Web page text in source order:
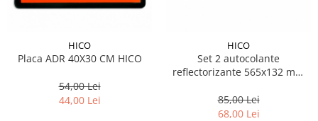
Suporti si placi prindere
HICO
Placa ADR 40X30 CM HICO
54,00 Lei
44,00 Lei
HICO
Set 2 autocolante
reflectorizante 565x132 mm
85,00 Lei
68,00 Lei